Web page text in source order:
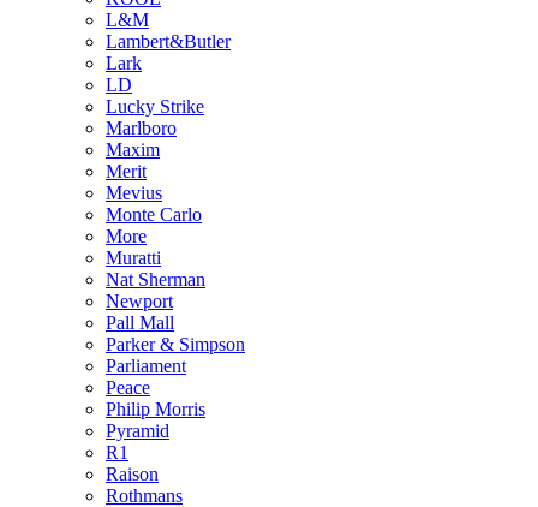
L&M
Lambert&Butler
Lark
LD
Lucky Strike
Marlboro
Maxim
Merit
Mevius
Monte Carlo
More
Muratti
Nat Sherman
Newport
Pall Mall
Parker & Simpson
Parliament
Peace
Philip Morris
Pyramid
R1
Raison
Rothmans